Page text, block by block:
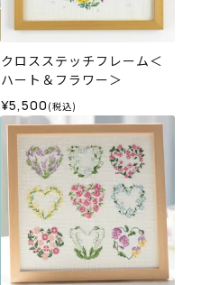
クロスステッチフレーム＜
ハート＆フラワー＞
¥5,500 (税込)